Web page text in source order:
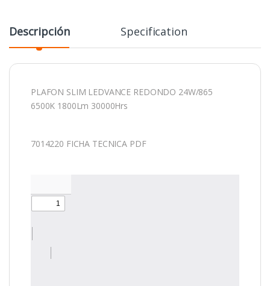
Descripción Specification
PLAFON SLIM LEDVANCE REDONDO 24W/865
6500K 1800Lm 30000Hrs
7014220 FICHA TECNICA PDF